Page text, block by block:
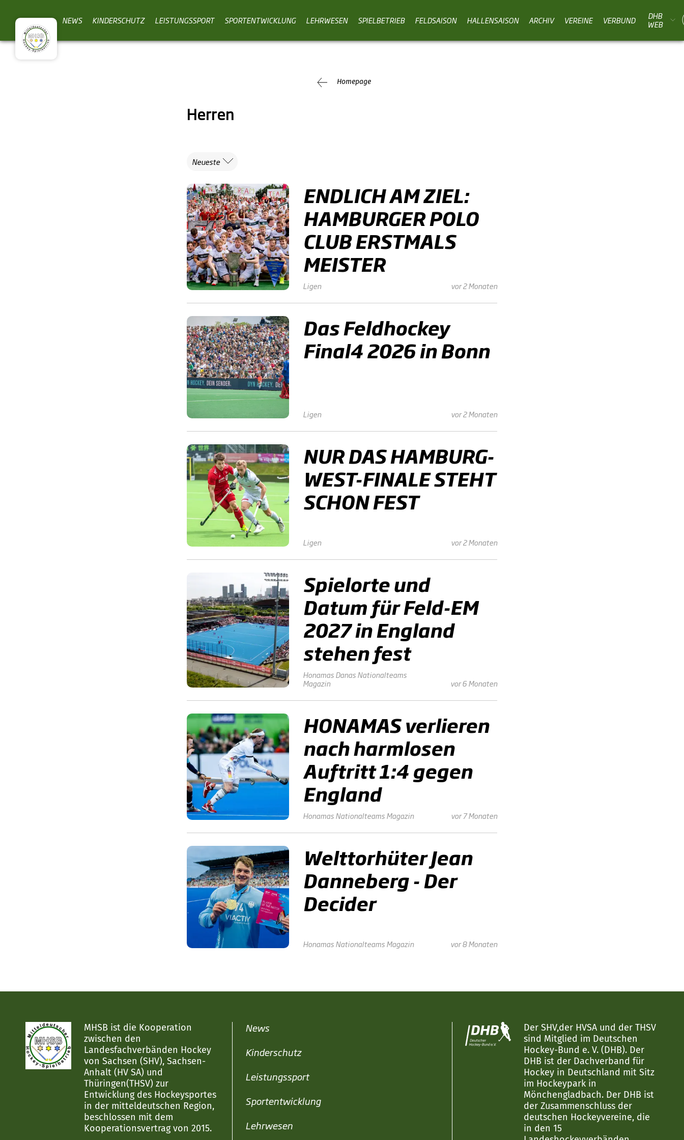
NEWS KINDERSCHUTZ LEISTUNGSSPORT SPORTENTWICKLUNG LEHRWESEN SPIELBETRIEB FELDSAISON HALLENSAISON ARCHIV VEREINE VERBUND
DHB
WEB
Homepage
Herren
Neueste
ENDLICH AM ZIEL:
HAMBURGER POLO
CLUB ERSTMALS
MEISTER
Ligen vor 2 Monaten
Das Feldhockey
Final4 2026 in Bonn
Ligen vor 2 Monaten
NUR DAS HAMBURG-
WEST-FINALE STEHT
SCHON FEST
Ligen vor 2 Monaten
Spielorte und
Datum für Feld-EM
2027 in England
stehen fest
HonamasDanasNationalteams
Magazin
vor 6 Monaten
HONAMAS verlieren
nach harmlosen
Auftritt 1:4 gegen
England
HonamasNationalteamsMagazin vor 7 Monaten
Welttorhüter Jean
Danneberg - Der
Decider
HonamasNationalteamsMagazin vor 8 Monaten
MHSB ist die Kooperation
zwischen den
Landesfachverbänden Hockey
von Sachsen (SHV), Sachsen-
Anhalt (HV SA) und
Thüringen(THSV) zur
Entwicklung des Hockeysportes
in der mitteldeutschen Region,
beschlossen mit dem
Kooperationsvertrag von 2015.
News
Kinderschutz
Leistungssport
Sportentwicklung
Lehrwesen
Der SHV,der HVSA und der THSV
sind Mitglied im Deutschen
Hockey-Bund e. V. (DHB). Der
DHB ist der Dachverband für
Hockey in Deutschland mit Sitz
im Hockeypark in
Mönchengladbach. Der DHB ist
der Zusammenschluss der
deutschen Hockeyvereine, die
in den 15